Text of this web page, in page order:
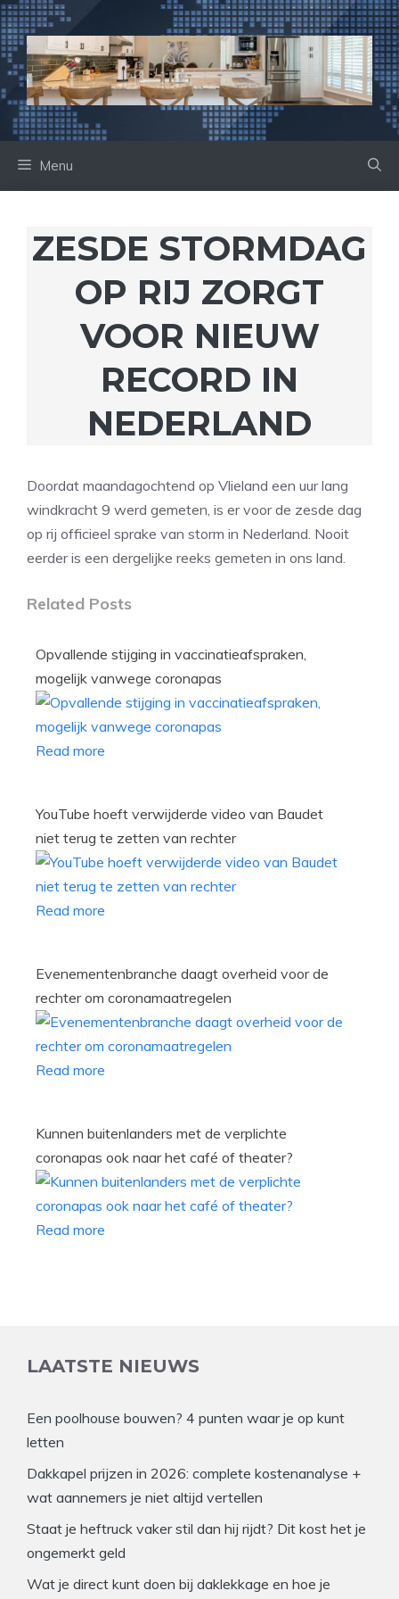
Ga
naar
de
inhoud
Menu
ZESDE STORMDAG
OP RIJ ZORGT
VOOR NIEUW
RECORD IN
NEDERLAND
Doordat maandagochtend op Vlieland een uur lang
windkracht 9 werd gemeten, is er voor de zesde dag
op rij officieel sprake van storm in Nederland. Nooit
eerder is een dergelijke reeks gemeten in ons land.
Related Posts
Opvallende stijging in vaccinatieafspraken,
mogelijk vanwege coronapas
Read more
YouTube hoeft verwijderde video van Baudet
niet terug te zetten van rechter
Read more
Evenementenbranche daagt overheid voor de
rechter om coronamaatregelen
Read more
Kunnen buitenlanders met de verplichte
coronapas ook naar het café of theater?
Read more
LAATSTE NIEUWS
Een poolhouse bouwen? 4 punten waar je op kunt
letten
Dakkapel prijzen in 2026: complete kostenanalyse +
wat aannemers je niet altijd vertellen
Staat je heftruck vaker stil dan hij rijdt? Dit kost het je
ongemerkt geld
Wat je direct kunt doen bij daklekkage en hoe je